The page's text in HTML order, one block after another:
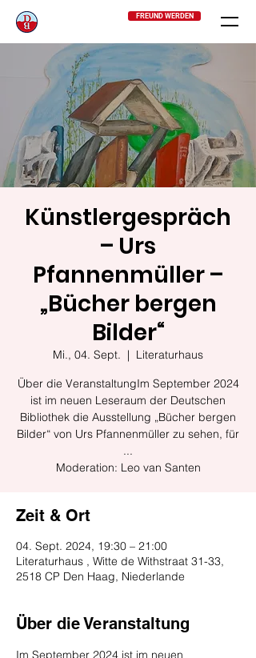
FREUND WERDEN
Künstlergespräch
– Urs
Pfannenmüller –
„Bücher bergen
Bilder“
Mi., 04. Sept.
  |
Literaturhaus
Über die VeranstaltungIm September 2024
ist im neuen Leseraum der Deutschen
Bibliothek die Ausstellung „Bücher bergen
Bilder“ von Urs Pfannenmüller zu sehen, für
...
Moderation: Leo van Santen
Zeit & Ort
04. Sept. 2024, 19:30 – 21:00
Literaturhaus , Witte de Withstraat 31-33,
2518 CP Den Haag, Niederlande
Über die Veranstaltung
Im September 2024 ist im neuen